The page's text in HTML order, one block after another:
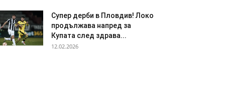
Супер дерби в Пловдив! Локо
продължава напред за
Купата след здрава...
12.02.2026